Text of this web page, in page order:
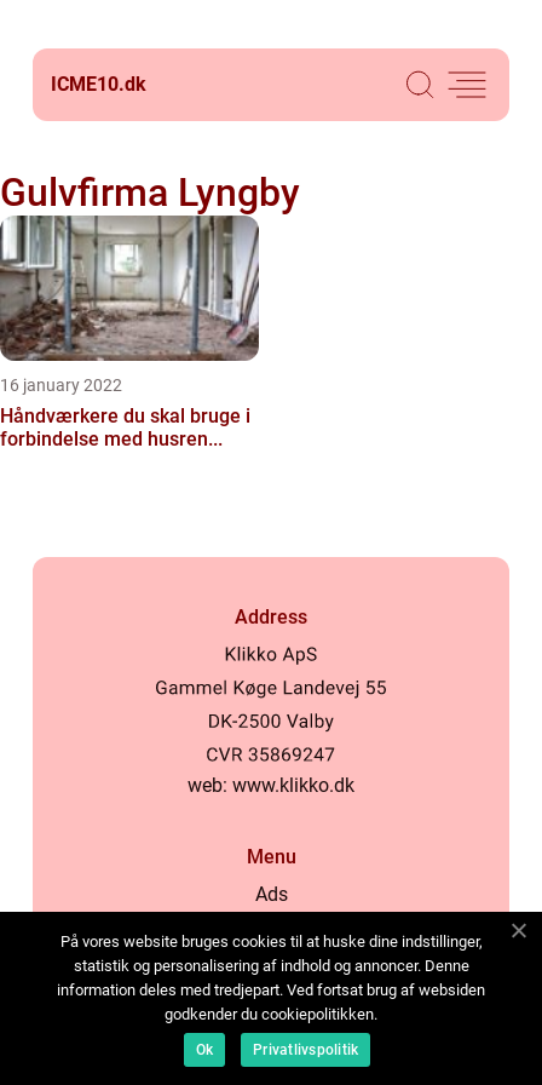
ICME10.dk
Gulvfirma Lyngby
16 january 2022
Håndværkere du skal bruge i
forbindelse med husren...
Address
web: www.klikko.dk
Menu
Ads
Cookies
Contact
Sitemap
På vores website bruges cookies til at huske dine indstillinger,
statistik og personalisering af indhold og annoncer. Denne
information deles med tredjepart. Ved fortsat brug af websiden
godkender du cookiepolitikken.
Ok Privatlivspolitik